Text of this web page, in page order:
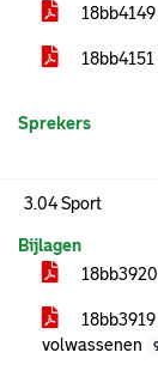
Sprekers
3.04 Sport
Bijlagen
volwassenen